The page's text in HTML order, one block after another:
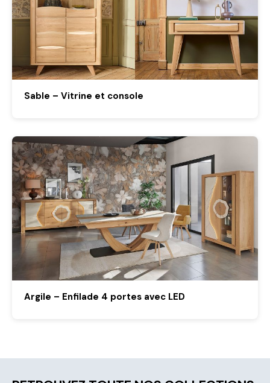
Sable – Vitrine et console
Argile – Enfilade 4 portes avec LED